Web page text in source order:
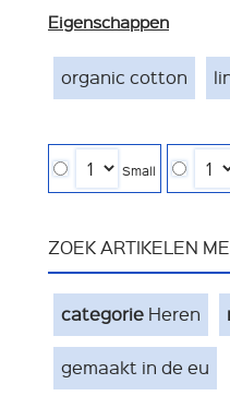
Eigenschappen
organic cotton
Small
ZOEK ARTIKELEN
categorie Heren
gemaakt in de eu